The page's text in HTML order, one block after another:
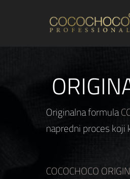
Originalna formula
napredni proces
COCOCHOCO